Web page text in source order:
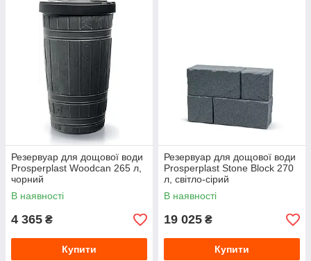
Резервуар для дощової води
Prosperplast Woodcan 265 л,
чорний
В наявності
4 365 ₴
Купити
Резервуар для дощової води
Prosperplast Stone Block 270
л, світло-сірий
В наявності
19 025 ₴
Купити